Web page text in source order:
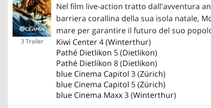
3 Trailer
Nel film live-action tratto dall'avventura
barriera corallina della sua isola natale,
mare per garantire il futuro del suo
Kiwi Center4 (Winterthur)
Pathé Dietlikon 5 (Dietlikon)
Pathé Dietlikon 8 (Dietlikon)
blue Cinema Capitol 3 (Zürich)
blue Cinema Capitol 5 (Zürich)
blue Cinema Maxx3 (Winterthur)